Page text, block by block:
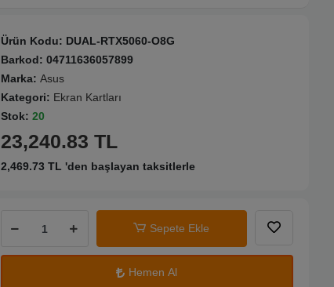
Ürün Kodu: DUAL-RTX5060-O8G
Barkod: 04711636057899
Marka: Asus
Kategori: Ekran Kartları
Stok: 20
23,240.83 TL
2,469.73 TL 'den başlayan taksitlerle
Sepete Ekle
Hemen Al